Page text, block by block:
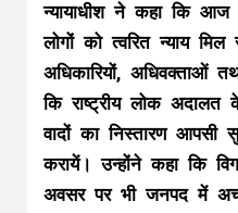
न्यायाधीश ने कहा कि
लोगों को त्वरित न्याय
अधिकारियों, अधिवक्ताओं
कि राष्ट्रीय लोक अदालत
वादों का निस्तारण
करायें। उन्होंने कहा कि
अवसर पर भी जनपद में